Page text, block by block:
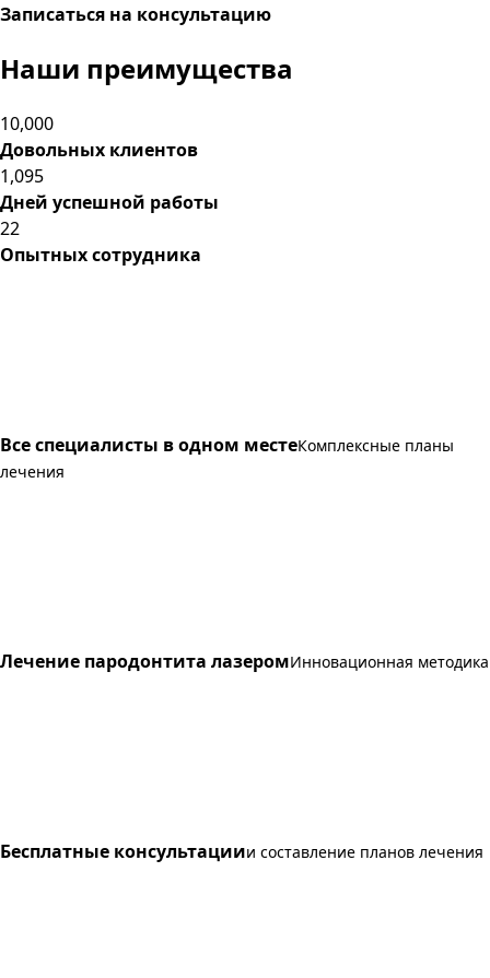
Записаться на консультацию
Наши преимущества
10,000
Довольных клиентов
1,095
Дней успешной работы
22
Опытных сотрудника
Все специалисты в одном местеКомплексные планы
лечения
Лечение пародонтита лазеромИнновационная методика
Бесплатные консультациии составление планов лечения